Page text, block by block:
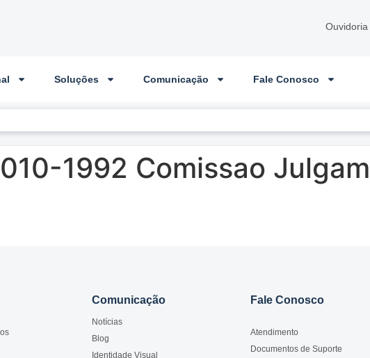
Ouvidoria
Soluções Comunicação Fale Conosco
010-1992 Comissao
Comunicação
Notícias
Blog
Identidade Visual
Fale Conosco
Atendimento
Documentos de Suporte